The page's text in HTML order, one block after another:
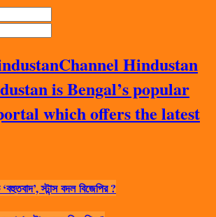
Channel Hindustan
is Bengal’s popular
which offers the latest